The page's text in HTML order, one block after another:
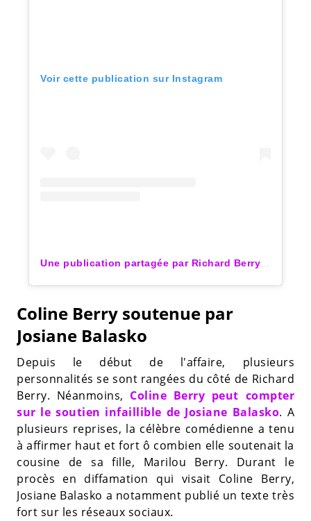
Voir cette publication sur Instagram
Coline Berry soutenue par
Josiane Balasko
Depuis le début de l'affaire, plusieurs
personnalités se sont rangées du côté de Richard
Berry. Néanmoins, Coline Berry peut compter
sur le soutien infaillible de Josiane Balasko. A
plusieurs reprises, la célèbre comédienne a tenu
à affirmer haut et fort ô combien elle soutenait la
cousine de sa fille, Marilou Berry. Durant le
procès en diffamation qui visait Coline Berry,
Josiane Balasko a notamment publié un texte très
fort sur les réseaux sociaux.